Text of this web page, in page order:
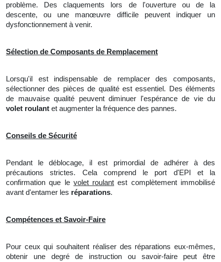
problème. Des claquements lors de l'ouverture ou de la
descente, ou une manœuvre difficile peuvent indiquer un
dysfonctionnement à venir.
Sélection de Composants de Remplacement
Lorsqu'il est indispensable de remplacer des composants,
sélectionner des pièces de qualité est essentiel. Des éléments
de mauvaise qualité peuvent diminuer l'espérance de vie du
volet roulant et augmenter la fréquence des pannes.
Conseils de Sécurité
Pendant le déblocage, il est primordial de adhérer à des
précautions strictes. Cela comprend le port d'EPI et la
confirmation que le volet roulant est complètement immobilisé
avant d'entamer les réparations.
Compétences et Savoir-Faire
Pour ceux qui souhaitent réaliser des réparations eux-mêmes,
obtenir une degré de instruction ou savoir-faire peut être